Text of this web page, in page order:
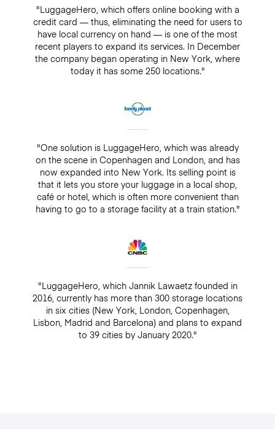
"LuggageHero, which offers online booking with a
credit card — thus, eliminating the need for users to
have local currency on hand — is one of the most
recent players to expand its services. In December
the company began operating in New York, where
today it has some 250 locations."
"One solution is LuggageHero, which was already
on the scene in Copenhagen and London, and has
now expanded into New York. Its selling point is
that it lets you store your luggage in a local shop,
café or hotel, which is often more convenient than
having to go to a storage facility at a train station."
"LuggageHero, which Jannik Lawaetz founded in
2016, currently has more than 300 storage locations
in six cities (New York, London, Copenhagen,
Lisbon, Madrid and Barcelona) and plans to expand
to 39 cities by January 2020."